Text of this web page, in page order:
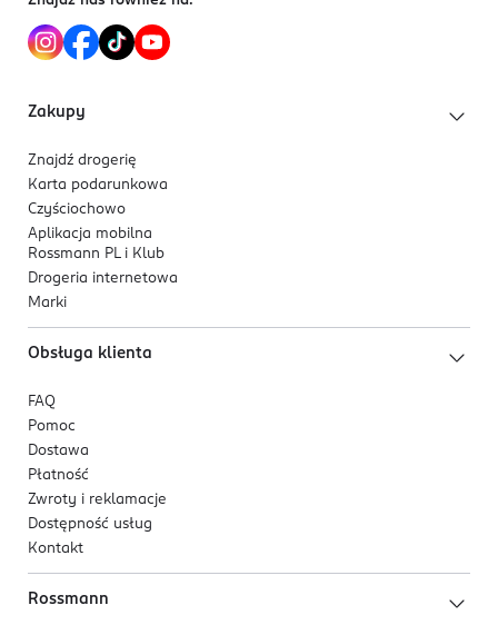
Zakupy
Znajdź drogerię
Karta podarunkowa
Czyściochowo
Aplikacja mobilna
Rossmann PL i Klub
Drogeria internetowa
Marki
Obsługa klienta
FAQ
Pomoc
Dostawa
Płatność
Zwroty i reklamacje
Dostępność usług
Kontakt
Rossmann